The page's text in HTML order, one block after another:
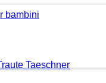
Taeschner